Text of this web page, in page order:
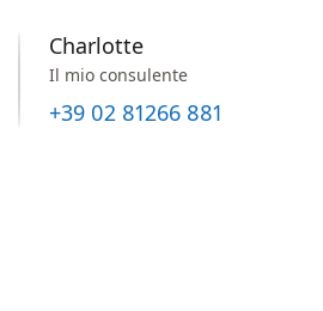
Charlotte
Il mio consulente
+39 02 81266 881